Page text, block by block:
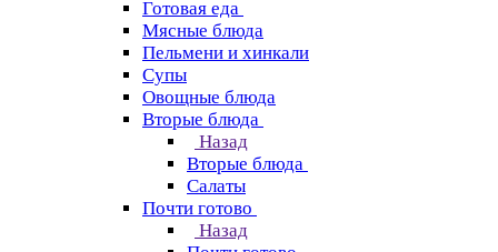
Готовая еда
Мясные блюда
Пельмени и хинкали
Супы
Овощные блюда
Вторые блюда
Назад
Вторые блюда
Салаты
Почти готово
Назад